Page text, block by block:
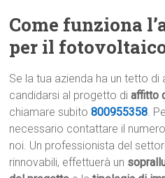
Come funziona
per il
Se la tua azienda ha un tetto
candidarsi al progetto diaffitto
chiamare subito800955358.
necessario contattare il
noi. Un professionista del
rinnovabili, effettuerà un